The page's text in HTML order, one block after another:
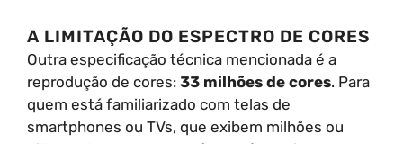
A LIMITAÇÃO DO ESPECTRO DE CORES
Outra especificação técnica mencionada é a
reprodução de cores: 33 milhões de cores. Para
quem está familiarizado com telas de
smartphones ou TVs, que exibem milhões ou